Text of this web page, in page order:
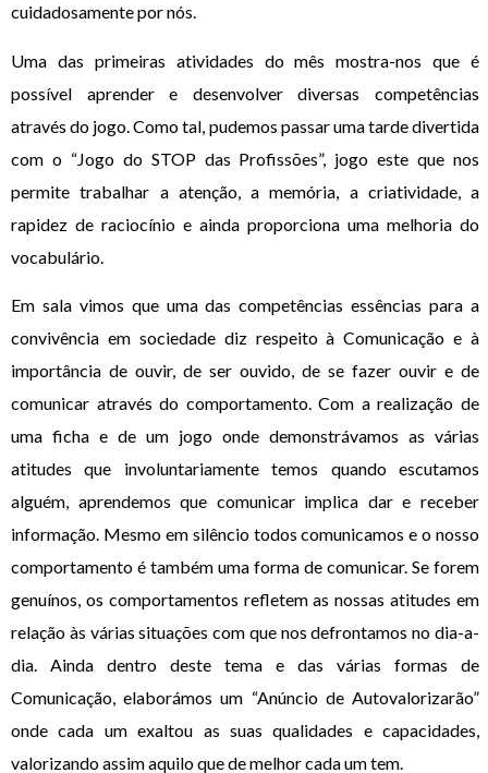
cuidadosamente por nós.
Uma das primeiras atividades do mês mostra-nos que é
possível aprender e desenvolver diversas competências
através do jogo. Como tal, pudemos passar uma tarde divertida
com o “Jogo do STOP das Profissões”, jogo este que nos
permite trabalhar a atenção, a memória, a criatividade, a
rapidez de raciocínio e ainda proporciona uma melhoria do
vocabulário.
Em sala vimos que uma das competências essências para a
convivência em sociedade diz respeito à Comunicação e à
importância de ouvir, de ser ouvido, de se fazer ouvir e de
comunicar através do comportamento. Com a realização de
uma ficha e de um jogo onde demonstrávamos as várias
atitudes que involuntariamente temos quando escutamos
alguém, aprendemos que comunicar implica dar e receber
informação. Mesmo em silêncio todos comunicamos e o nosso
comportamento é também uma forma de comunicar. Se forem
genuínos, os comportamentos refletem as nossas atitudes em
relação às várias situações com que nos defrontamos no dia-a-
dia. Ainda dentro deste tema e das várias formas de
Comunicação, elaborámos um “Anúncio de Autovalorizarão”
onde cada um exaltou as suas qualidades e capacidades,
valorizando assim aquilo que de melhor cada um tem.